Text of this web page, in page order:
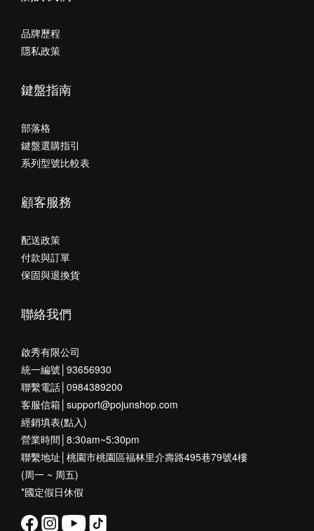
品牌歷程
隱私政策
鍵盤指南
部落格
鍵盤選購指引
系列型號比較表
顧客服務
配送政策
付款與訂單
保固與退換貨
聯絡我們
啟秀有限公司
統一編號│93656930
聯繫電話│0984389200
客服信箱│support@pojunshop.com
經銷填表(點入)
營業時間│8:30am~5:30pm
聯繫地址│桃園市桃園區福林里介壽路495巷79號4樓
(周一 ~ 周五)
*國定假日休假